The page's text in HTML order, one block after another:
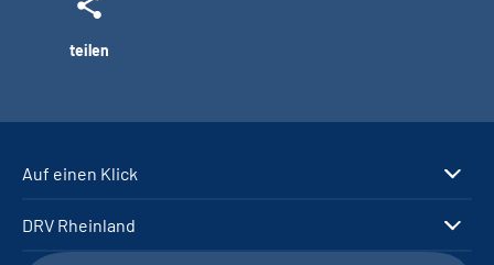
teilen
Auf einen Klick
DRV Rheinland